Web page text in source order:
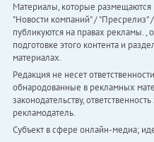
Материалы, которые размещаются
"Новости компаний" / "Пресрелиз"
публикуются на правах рекламы. ,
подготовке этого контента и
материалах.
Редакция не несет
обнародованные в рекламных
законодательству,
рекламодатель.
Субъект в сфере онлайн-медиа;